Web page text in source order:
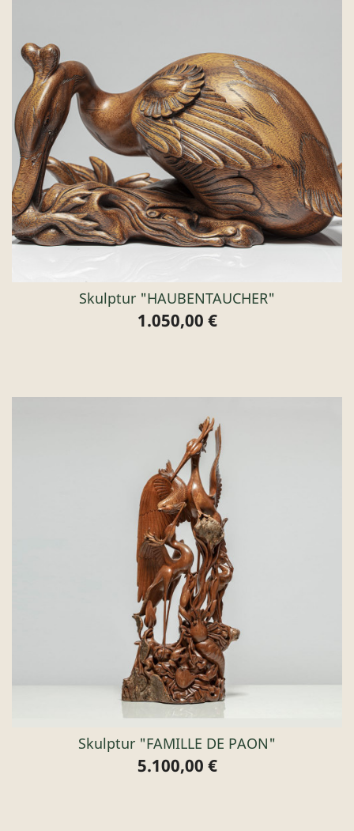
Skulptur "HAUBENTAUCHER"
Preis
1.050,00 €
Skulptur "FAMILLE DE PAON"
Preis
5.100,00 €